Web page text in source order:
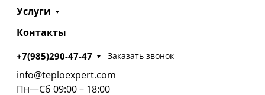
Услуги
Контакты
+7(985)290-47-47 Заказать звонок
info@teploexpert.com
Пн—Сб 09:00 – 18:00